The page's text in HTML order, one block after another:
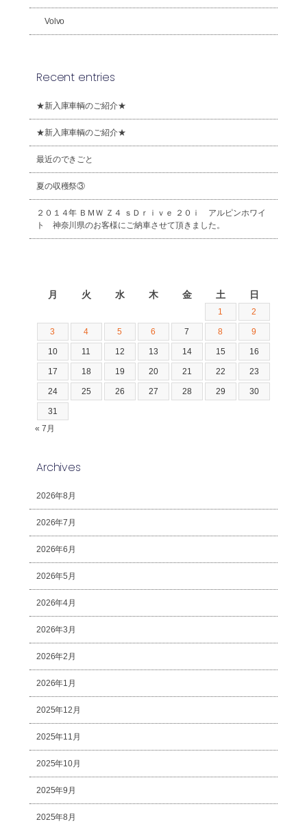
Volvo
Recent entries
★新入庫車輌のご紹介★
★新入庫車輌のご紹介★
最近のできごと
夏の収穫祭③
２０１４年 ＢＭＷ Ｚ４ ｓＤｒｉｖｅ ２０ｉ アルピンホワイ
ト 神奈川県のお客様にご納車させて頂きました。
月 火 水 木 金 土 日
1 2
3 4 5 6 7 8 9
10 11 12 13 14 15 16
17 18 19 20 21 22 23
24 25 26 27 28 29 30
31
« 7月
Archives
2026年8月
2026年7月
2026年6月
2026年5月
2026年4月
2026年3月
2026年2月
2026年1月
2025年12月
2025年11月
2025年10月
2025年9月
2025年8月